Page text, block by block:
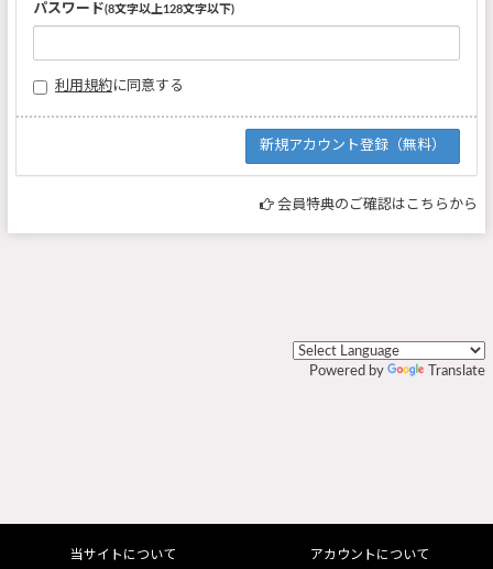
パスワード(8文字以上128文字以下)
利用規約に同意する
会員特典のご確認はこちらから
Powered by Translate
当サイトについて アカウントについて